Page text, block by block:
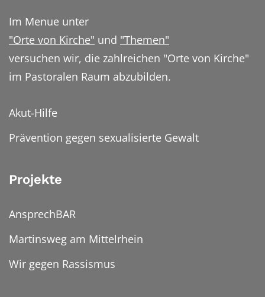
Im Menue unter
"Orte von Kirche" und "Themen"
versuchen wir, die zahlreichen "Orte von Kirche"
im Pastoralen Raum abzubilden.
Akut-Hilfe
Prävention gegen sexualisierte Gewalt
Projekte
AnsprechBAR
Martinsweg am Mittelrhein
Wir gegen Rassismus